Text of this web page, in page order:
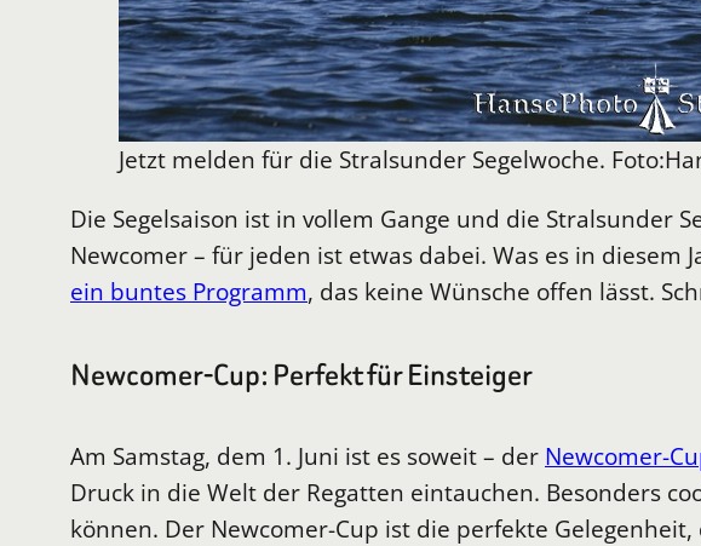
Jetzt melden für die Stralsunder Segelwoche.
Die Segelsaison ist in vollem Gange und die Stralsunder
Newcomer – für jeden ist etwas dabei. Was es in diesem
ein buntes Programm, das keine Wünsche offen lässt.
Newcomer-Cup: Perfekt für Einsteiger
Am Samstag, dem 1. Juni ist es soweit – der Newcomer-
Druck in die Welt der Regatten eintauchen. Besonders
können. Der Newcomer-Cup ist die perfekte